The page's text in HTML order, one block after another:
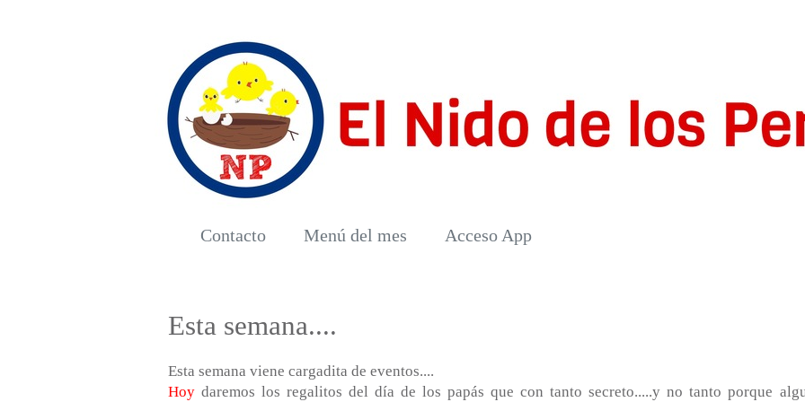
Contacto Menú del mes Acceso App
Esta semana....
Esta semana viene cargadita de eventos....
Hoydaremos los regalitos del día de los papás que con tanto secreto.....y no tanto porque